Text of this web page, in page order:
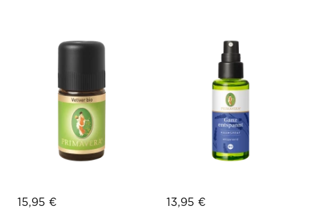
15,95 € 13,95 €